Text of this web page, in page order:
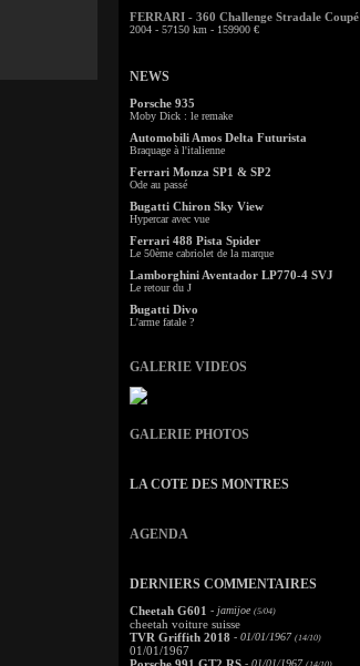
FERRARI - 360 Challenge Stradale Coupé
2004 - 57150 km - 159900 €
NEWS
Porsche 935
Moby Dick : le remake
Automobili Amos Delta Futurista
Braquage à l'italienne
Ferrari Monza SP1 & SP2
Ode au passé
Bugatti Chiron Sky View
Hypercar avec vue
Ferrari 488 Pista Spider
Le 50ème cabriolet de la marque
Lamborghini Aventador LP770-4 SVJ
Le retour du J
Bugatti Divo
L'arme fatale ?
GALERIE VIDEOS
GALERIE PHOTOS
LA COTE DES MONTRES
AGENDA
DERNIERS COMMENTAIRES
Cheetah G601 - jamijoe (5/04)
cheetah voiture suisse
TVR Griffith 2018 - 01/01/1967 (14/10)
01/01/1967
- 01/01/1967